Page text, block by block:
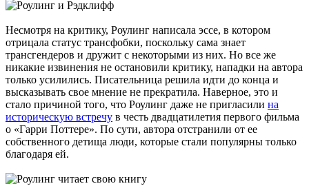
Несмотря на критику, Роулинг написала эссе, в котором
отрицала статус трансфобки, поскольку сама знает
трансгендеров и дружит с некоторыми из них. Но все же
никакие извинения не остановили критику, нападки на автора
только усилились. Писательница решила идти до конца и
высказывать свое мнение не прекратила. Наверное, это и
стало причиной того, что Роулинг даже не пригласили на
историческую встречу в честь двадцатилетия первого фильма
о «Гарри Поттере». По сути, автора отстранили от ее
собственного детища люди, которые стали популярны только
благодаря ей.